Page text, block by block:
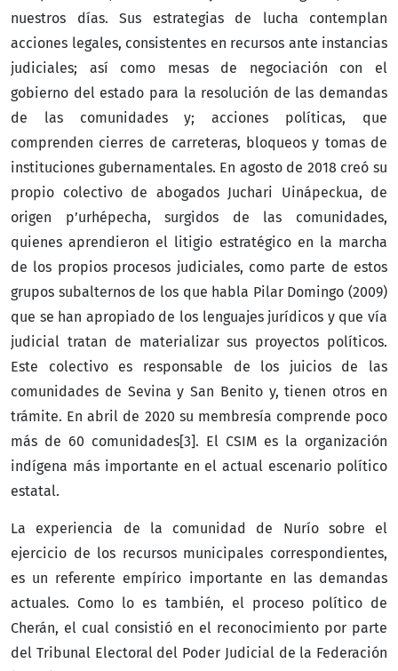
nuestros días. Sus estrategias de lucha contemplan
acciones legales, consistentes en recursos ante instancias
judiciales; así como mesas de negociación con el
gobierno del estado para la resolución de las demandas
de las comunidades y; acciones políticas, que
comprenden cierres de carreteras, bloqueos y tomas de
instituciones gubernamentales. En agosto de 2018 creó su
propio colectivo de abogados Juchari Uinápeckua, de
origen p’urhépecha, surgidos de las comunidades,
quienes aprendieron el litigio estratégico en la marcha
de los propios procesos judiciales, como parte de estos
grupos subalternos de los que habla Pilar Domingo (2009)
que se han apropiado de los lenguajes jurídicos y que vía
judicial tratan de materializar sus proyectos políticos.
Este colectivo es responsable de los juicios de las
comunidades de Sevina y San Benito y, tienen otros en
trámite. En abril de 2020 su membresía comprende poco
más de 60 comunidades[3]. El CSIM es la organización
indígena más importante en el actual escenario político
estatal.
La experiencia de la comunidad de Nurío sobre el
ejercicio de los recursos municipales correspondientes,
es un referente empírico importante en las demandas
actuales. Como lo es también, el proceso político de
Cherán, el cual consistió en el reconocimiento por parte
del Tribunal Electoral del Poder Judicial de la Federación